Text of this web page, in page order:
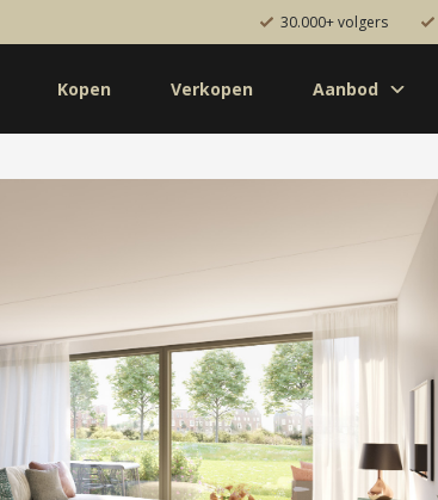
Diensten
Huren
Verhuren
Taxeren
Verzekeren
30.000+ volgers
Kopen Verkopen Aanbod